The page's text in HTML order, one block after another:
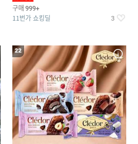
구매 999+
11번가 쇼킹딜 3
22